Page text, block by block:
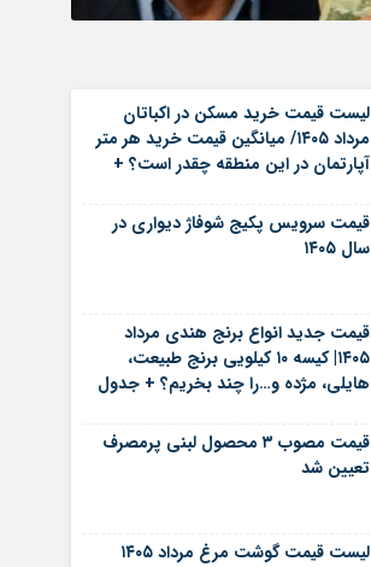
لیست قیمت خرید مسکن در اکباتان
مرداد ۱۴۰۵/ میانگین قیمت خرید هر متر
آپارتمان در این منطقه چقدر است؟ +
قیمت سرویس پکیج شوفاژ دیواری در
سال ۱۴۰۵
قیمت جدید انواع برنج هندی مرداد
۱۴۰۵| کیسه ۱۰ کیلویی برنج طبیعت،
هایلی، مژده و…را چند بخریم؟ + جدول
قیمت مصوب ۳ محصول لبنی پرمصرف
تعیین شد
لیست قیمت گوشت مرغ مرداد ۱۴۰۵